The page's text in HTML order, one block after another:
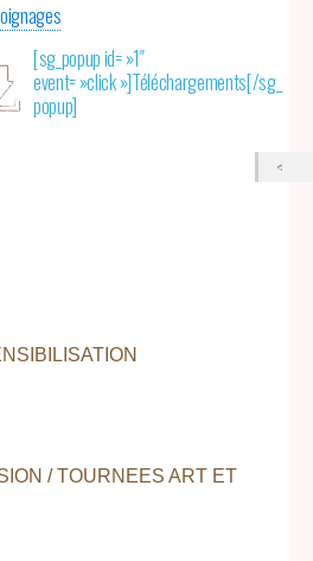
[sg_popup id= »1″
event= »click »]Téléchargements[/sg_
popup]
/ TOURNEES ART ET